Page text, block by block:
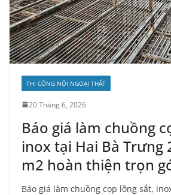
THI CÔNG NỘI NGOẠI THẤT
20 Tháng 6, 2026
Báo giá làm chuồng
inox tại Hai Bà Trưng
m2 hoàn thiện trọn
Báo giá làm chuồng cọp lồng sắt,